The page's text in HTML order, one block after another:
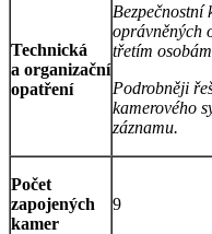
Technická
a organizační
opatření
Bezpečnostní
oprávněných
třetím
Podrobněji
kamerového
záznamu.
Počet
zapojených
kamer
9